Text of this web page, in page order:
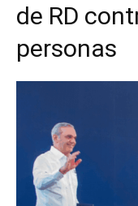
de RD
personas